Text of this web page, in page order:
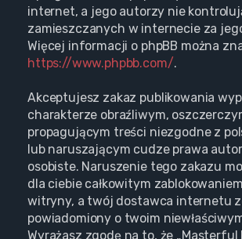
internet, a jego autorzy nie
zamieszczanych w internecie za
Więcej informacji o phpBB można
https://www.phpbb.com/.
Akceptujesz zakaz publikowania
charakterze obraźliwym,
propagującym treści niezgodne z
lub naruszającym cudze prawa
osobiste. Naruszenie tego zakazu
dla ciebie całkowitym
witryny, a twój dostawca internetu
powiadomiony o twoim
Wyrażasz zgodę na to, że „Masterful